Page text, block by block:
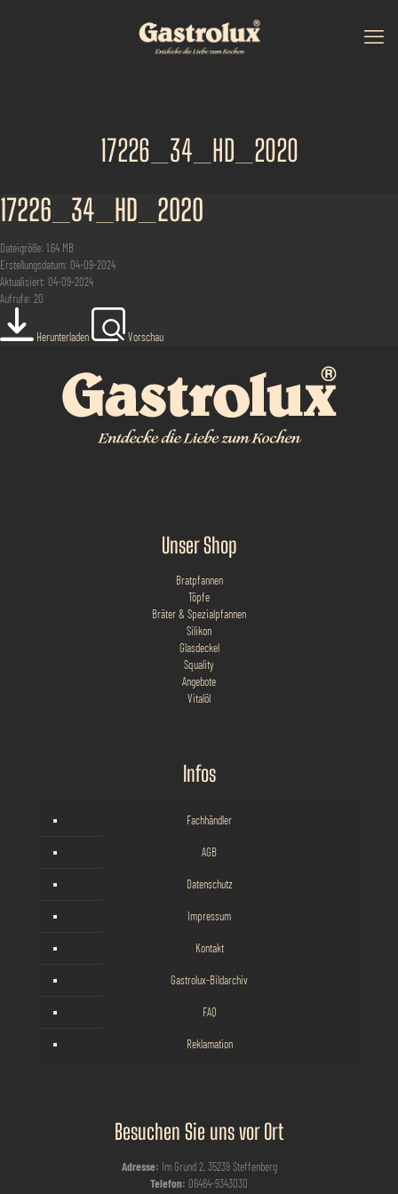
17226_34_HD_2020
17226_34_HD_2020
Dateigröße: 1.64 MB
Erstellungsdatum: 04-09-2024
Aktualisiert: 04-09-2024
Aufrufe: 20
Herunterladen Vorschau
Unser Shop
Bratpfannen
Töpfe
Bräter & Spezialpfannen
Silikon
Glasdeckel
Squality
Angebote
Vitalöl
Infos
Fachhändler
AGB
Datenschutz
Impressum
Kontakt
Gastrolux-Bildarchiv
FAQ
Reklamation
Besuchen Sie uns vor Ort
Adresse: Im Grund 2, 35239 Steffenberg
Telefon: 06464-9343030